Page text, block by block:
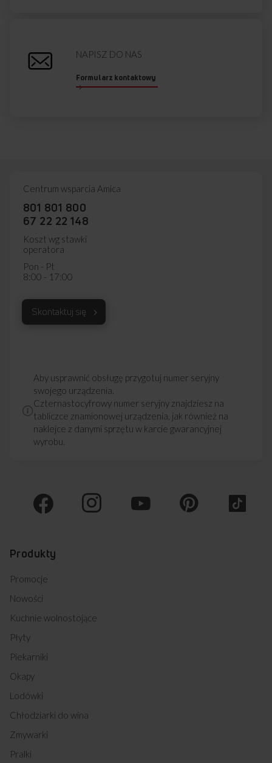
B
Przedstawiony rysunek ma charakter poglądowy, może różnić
się od oryginału. Rysunek przedstawia wymiary netto.
Najczęściej zadawane
wyłączenia?
Czy działanie tego okapu jest ciche?
Czy ten okap musi być podłączony
do komina wentylacyjnego?
okapu?
Kupując w
Darmowa dostawa
Zakup na Raty 0%
NAPISZ DO NAS
Formularz kontaktowy
Centrum wsparcia Amica
801 801 800
67 22 22 148
Koszt wg stawki
operatora
Pon - Pt
8:00 - 17:00
Skontaktuj się
Aby usprawnić obsługę przygotuj numer seryjny
swojego urządzenia.
Czternastocyfrowy numer seryjny znajdziesz na
tabliczce znamionowej urządzenia, jak również na
naklejce z danymi sprzętu w karcie gwarancyjnej
wyrobu.
Produkty
Promocje
Nowości
Kuchnie wolnostojące
Płyty
Piekarniki
Okapy
Lodówki
Chłodziarki do wina
Zmywarki
Pralki